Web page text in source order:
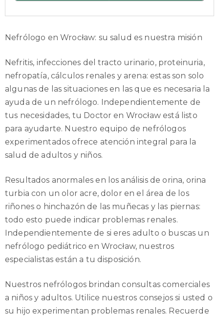
Nefrólogo en Wrocław: su salud es nuestra misión
Nefritis, infecciones del tracto urinario, proteinuria,
nefropatía, cálculos renales y arena: estas son solo
algunas de las situaciones en las que es necesaria la
ayuda de un nefrólogo. Independientemente de
tus necesidades, tu Doctor en Wrocław está listo
para ayudarte. Nuestro equipo de nefrólogos
experimentados ofrece atención integral para la
salud de adultos y niños.
Resultados anormales en los análisis de orina, orina
turbia con un olor acre, dolor en el área de los
riñones o hinchazón de las muñecas y las piernas:
todo esto puede indicar problemas renales.
Independientemente de si eres adulto o buscas un
nefrólogo pediátrico en Wrocław, nuestros
especialistas están a tu disposición.
Nuestros nefrólogos brindan consultas comerciales
a niños y adultos. Utilice nuestros consejos si usted o
su hijo experimentan problemas renales. Recuerde